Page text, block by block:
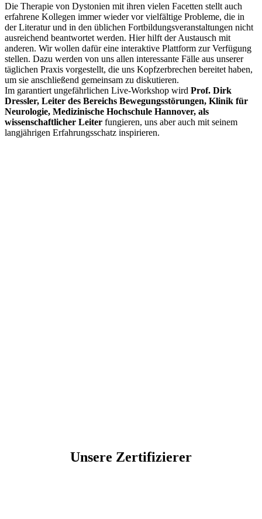
Die Therapie von Dystonien mit ihren vielen Facetten stellt auch
erfahrene Kollegen immer wieder vor vielfältige Probleme, die in
der Literatur und in den üblichen Fortbildungsveranstaltungen nicht
ausreichend beantwortet werden. Hier hilft der Austausch mit
anderen. Wir wollen dafür eine interaktive Plattform zur Verfügung
stellen. Dazu werden von uns allen interessante Fälle aus unserer
täglichen Praxis vorgestellt, die uns Kopfzerbrechen bereitet haben,
um sie anschließend gemeinsam zu diskutieren.
Im garantiert ungefährlichen Live-Workshop wird Prof. Dirk
Dressler, Leiter des Bereichs Bewegungsstörungen, Klinik für
Neurologie, Medizinische Hochschule Hannover, als
wissenschaftlicher Leiter fungieren, uns aber auch mit seinem
langjährigen Erfahrungsschatz inspirieren.
Unsere Zertifizierer